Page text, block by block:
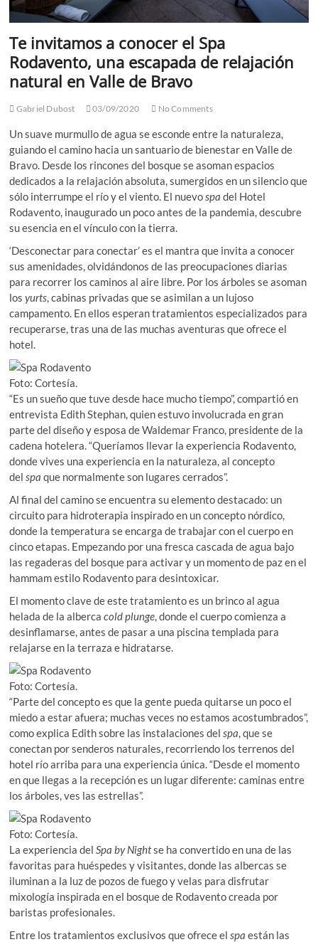
Te invitamos a conocer el Spa
Rodavento, una escapada de relajación
natural en Valle de Bravo
Gabriel Dubost 03/09/2020 No Comments
Un suave murmullo de agua se esconde entre la naturaleza,
guiando el camino hacia un santuario de bienestar en Valle de
Bravo. Desde los rincones del bosque se asoman espacios
dedicados a la relajación absoluta, sumergidos en un silencio que
sólo interrumpe el río y el viento. El nuevospa del Hotel
Rodavento, inaugurado un poco antes de la pandemia, descubre
su esencia en el vínculo con la tierra.
‘Desconectar para conectar’ es el mantra que invita a conocer
sus amenidades, olvidándonos de las preocupaciones diarias
para recorrer los caminos al aire libre. Por los árboles se asoman
losyurts, cabinas privadas que se asimilan a un lujoso
campamento. En ellos esperan tratamientos especializados para
recuperarse, tras una de las muchas aventuras que ofrece el
hotel.
Foto: Cortesía.
“Es un sueño que tuve desde hace mucho tiempo”, compartió en
entrevista Edith Stephan, quien estuvo involucrada en gran
parte del diseño y esposa de Waldemar Franco, presidente de la
cadena hotelera. “Queríamos llevar la experiencia Rodavento,
donde vives una experiencia en la naturaleza, al concepto
delspa que normalmente son lugares cerrados”.
Al final del camino se encuentra su elemento destacado: un
circuito para hidroterapia inspirado en un concepto nórdico,
donde la temperatura se encarga de trabajar con el cuerpo en
cinco etapas. Empezando por una fresca cascada de agua bajo
las regaderas del bosque para activar y un momento de paz en el
hammam estilo Rodavento para desintoxicar.
El momento clave de este tratamiento es un brinco al agua
helada de la alberca cold plunge, donde el cuerpo comienza a
desinflamarse, antes de pasar a una piscina templada para
relajarse en la terraza e hidratarse.
Foto: Cortesía.
“Parte del concepto es que la gente pueda quitarse un poco el
miedo a estar afuera; muchas veces no estamos acostumbrados”,
como explica Edith sobre las instalaciones delspa, que se
conectan por senderos naturales, recorriendo los terrenos del
hotel río arriba para una experiencia única. “Desde el momento
en que llegas a la recepción es un lugar diferente: caminas entre
los árboles, ves las estrellas”.
Foto: Cortesía.
La experiencia del Spa by Nightse ha convertido en una de las
favoritas para huéspedes y visitantes, donde las albercas se
iluminan a la luz de pozos de fuego y velas para disfrutar
mixología inspirada en el bosque de Rodavento creada por
baristas profesionales.
Entre los tratamientos exclusivos que ofrece elspa están las